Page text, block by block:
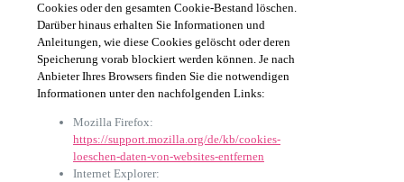
Cookies oder den gesamten Cookie-Bestand löschen.
Darüber hinaus erhalten Sie Informationen und
Anleitungen, wie diese Cookies gelöscht oder deren
Speicherung vorab blockiert werden können. Je nach
Anbieter Ihres Browsers finden Sie die notwendigen
Informationen unter den nachfolgenden Links:
Mozilla Firefox:
https://support.mozilla.org/de/kb/cookies-
loeschen-daten-von-websites-entfernen
Internet Explorer: